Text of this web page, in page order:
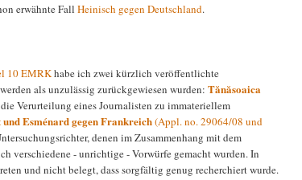
erwähnte Fall Heinisch gegen Deutschland.
10 EMRKhabe ich zwei kürzlich veröffentlichte
als unzulässig zurückgewiesen wurden: Tănăsoaica
Verurteilung eines Journalisten zu immateriellem
Esménard gegen Frankreich(Appl. no. 29064/08 und
denen im Zusammenhang mit dem
verschiedene - unrichtige - Vorwürfe gemacht wurden. In
und nicht belegt, dass sorgfältig genug recherchiert wurde.